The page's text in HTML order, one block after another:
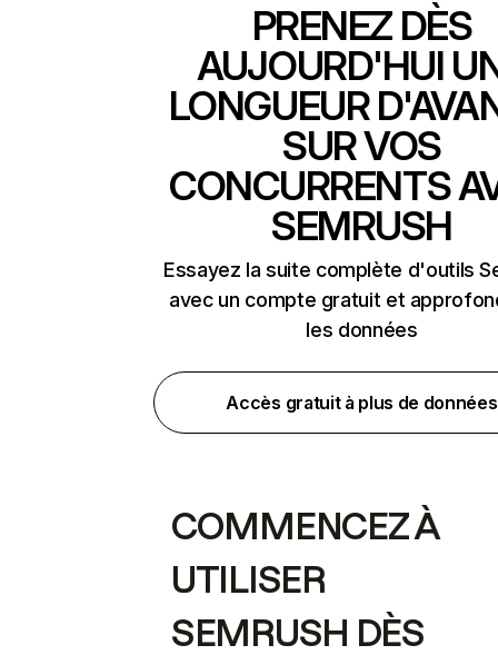
PRENEZ DÈS
AUJOURD'HUI
LONGUEUR
SUR VOS
CONCURRENTS
SEMRUSH
Essayez la suite complète d'outils
avec un compte gratuit et
les données
Accès gratuit à plus de données
COMMENCEZ À
UTILISER
SEMRUSH DÈS